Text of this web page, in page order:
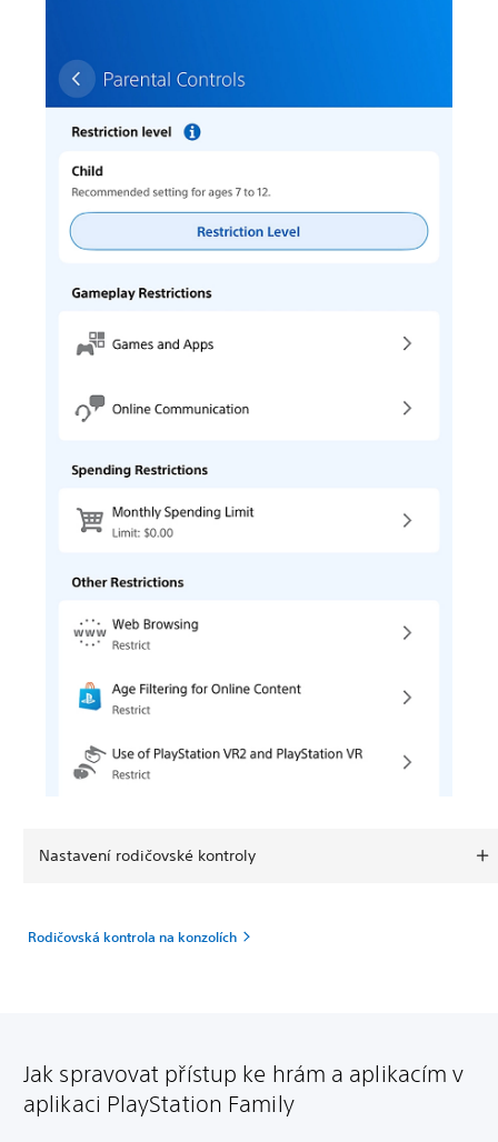
Nastavení rodičovské kontroly
Rodičovská kontrola na konzolích
Jak spravovat přístup ke hrám a aplikacím v
aplikaci PlayStation Family